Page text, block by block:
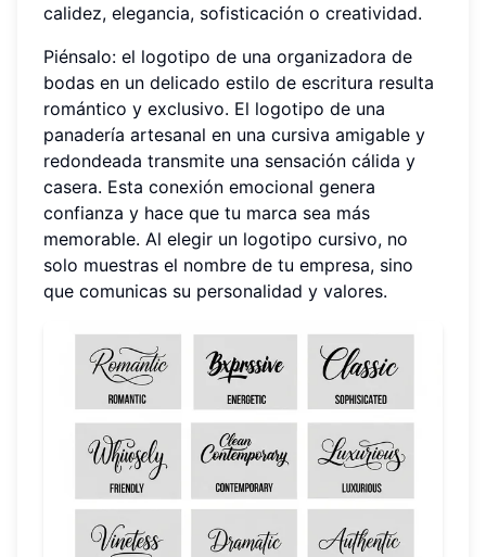
calidez, elegancia, sofisticación o creatividad.
Piénsalo: el logotipo de una organizadora de
bodas en un delicado estilo de escritura resulta
romántico y exclusivo. El logotipo de una
panadería artesanal en una cursiva amigable y
redondeada transmite una sensación cálida y
casera. Esta conexión emocional genera
confianza y hace que tu marca sea más
memorable. Al elegir un logotipo cursivo, no
solo muestras el nombre de tu empresa, sino
que comunicas su personalidad y valores.